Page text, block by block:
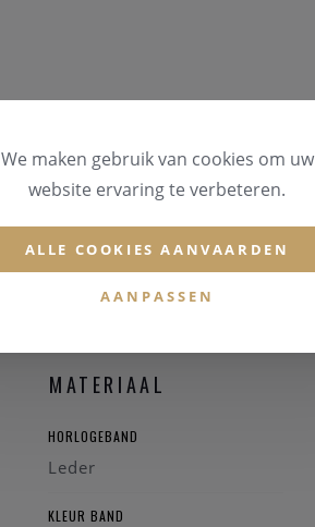
MATERIAAL
HORLOGEBAND
Leder
KLEUR BAND
We maken gebruik van cookies om uw
website ervaring te verbeteren.
ALLE COOKIES AANVAARDEN
AANPASSEN